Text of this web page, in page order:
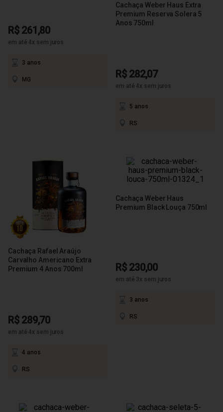
R$ 261,80
em até 4x sem juros
3 anos
MG
Cachaça Weber Haus Extra
Premium Reserva Solera 5
Anos 750ml
R$ 282,07
em até 4x sem juros
5 anos
RS
Cachaça Rafael Araújo
Carvalho Americano Extra
Premium 4 Anos 700ml
R$ 289,70
em até 4x sem juros
4 anos
RS
Cachaça Weber Haus
Premium Black Louça 750ml
R$ 230,00
em até 3x sem juros
3 anos
RS